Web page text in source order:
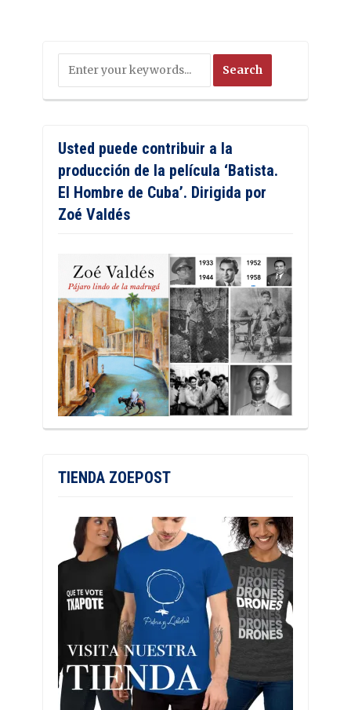
Usted puede contribuir a la
producción de la película ‘Batista.
El Hombre de Cuba’. Dirigida por
Zoé Valdés
TIENDA ZOEPOST